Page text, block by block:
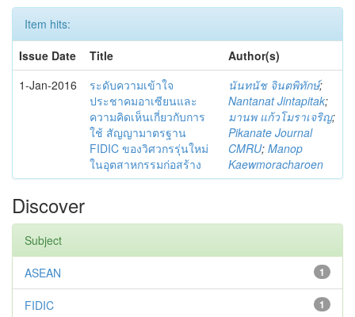
Item hits:
Issue Date
Title
Author(s)
1-Jan-2016
ระดับความเข้าใจ
ประชาคมอาเซียนและ
ความคิดเห็นเกี่ยวกับการ
ใช้ สัญญามาตรฐาน
FIDIC ของวิศวกรรุ่นใหม่
ในอุตสาหกรรมก่อสร้าง
นันทนัช จินตพิทักษ์;
Nantanat Jintapitak;
มานพ แก้วโมราเจริญ;
Pikanate Journal
CMRU; Manop
Kaewmoracharoen
Discover
Subject
1
ASEAN
1
FIDIC